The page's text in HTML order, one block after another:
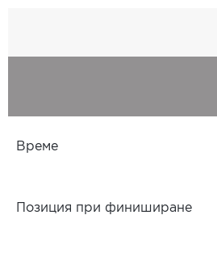
Време
Позиция при финиширане